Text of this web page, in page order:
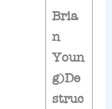
Bria
n
Youn
g)De
struc